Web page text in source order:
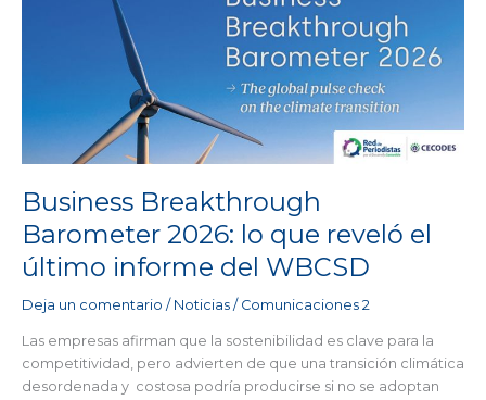
Business Breakthrough
Barometer 2026: lo que reveló el
último informe del WBCSD
Deja un comentario / Noticias/ Comunicaciones 2
Las empresas afirman que la sostenibilidad es clave para la
competitividad, pero advierten de que una transición climática
desordenada y costosa podría producirse si no se adoptan
Breakthrough
reveló
último
informe
del
WBCSD